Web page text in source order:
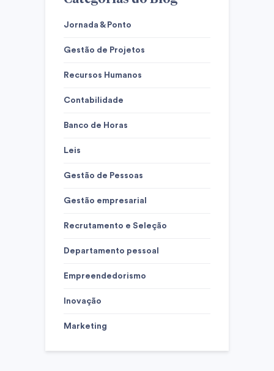
Jornada & Ponto
Gestão de Projetos
Recursos Humanos
Contabilidade
Banco de Horas
Leis
Gestão de Pessoas
Gestão empresarial
Recrutamento e Seleção
Departamento pessoal
Empreendedorismo
Inovação
Marketing